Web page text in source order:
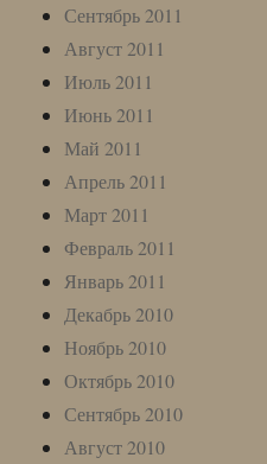
Сентябрь 2011
Август 2011
Июль 2011
Июнь 2011
Май 2011
Апрель 2011
Март 2011
Февраль 2011
Январь 2011
Декабрь 2010
Ноябрь 2010
Октябрь 2010
Сентябрь 2010
Август 2010